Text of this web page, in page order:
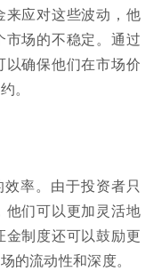
应对这些波动，他
场的不稳定。通过
确保他们在市场价
。
率。由于投资者只
他们可以更加灵活地
制度还可以鼓励更
的流动性和深度。